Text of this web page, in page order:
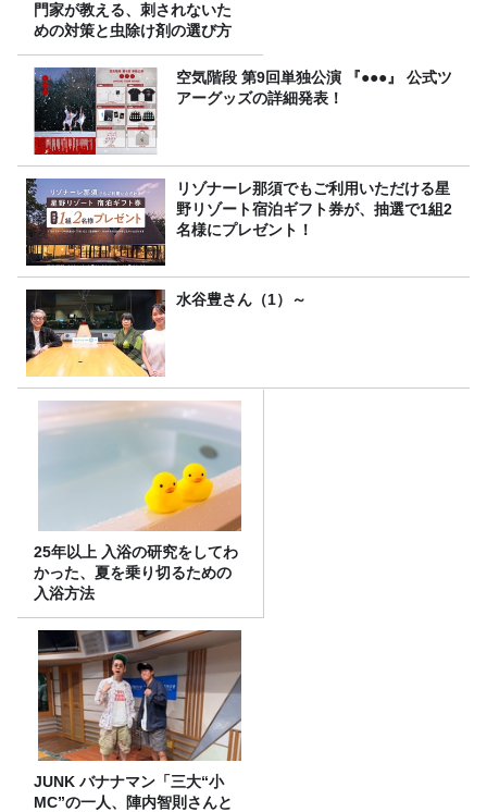
門家が教える、刺されないた
めの対策と虫除け剤の選び方
空気階段 第9回単独公演 『●●●』 公式ツ
アーグッズの詳細発表！
リゾナーレ那須でもご利用いただける星
野リゾート宿泊ギフト券が、抽選で1組2
名様にプレゼント！
水谷豊さん（1）～
25年以上 入浴の研究をしてわ
かった、夏を乗り切るための
入浴方法
JUNK バナナマン「三大“小
MC”の一人、陣内智則さんと